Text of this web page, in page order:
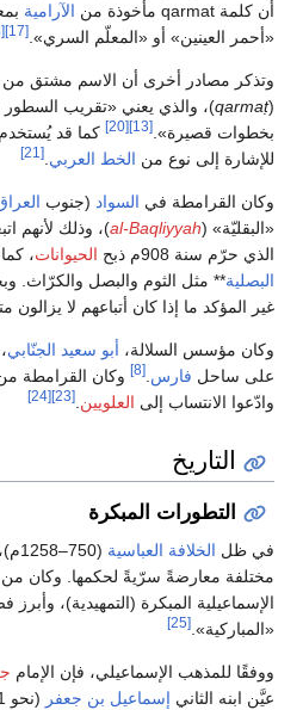
أن كلمة qarmat مأخوذة من
الآرامية
«أحمر العينين» أو «المعلّم السري».
[18]
وتذكر مصادر أخرى أن الاسم مشتق من
qarmaṭ)، والذي يعني «تقريب السطور
بخطوات قصيرة».
[20]
كما قد
للإشارة إلى نوع من الخط العربي .
وكان القرامطة في السواد(جنوب العراق
«البقليّة» ( al-Baqliyyah)، وذلك لأنهم
الذي حرّم سنة 908م ذبح
الحيوانات،
البصلية
غير المؤكد ما إذا كان أتباعهم لا يزالون
وكان مؤسس السلالة، أبو سعيد الجنّابي
على ساحل فارس . وكان القرامطة من
وادّعوا الانتساب إلى العلويين.
[24]
التاريخ
التطورات المبكرة
في ظل الخلافة العباسية
مختلفة معارضةً سرّيةً لحكمها. وكان من
الإسماعيلية المبكرة (التمهيدية)،
«المباركية».
ووفقًا للمذهب الإسماعيلي، فإن الإمام
عيَّن ابنه الثاني إسماعيل بن جعفر(نحو 721–755م) وريثًا لـ